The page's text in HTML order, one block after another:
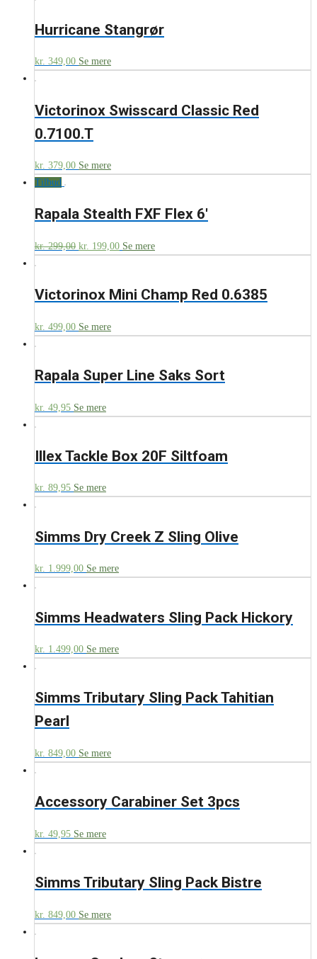
Hurricane Stangrør
kr. 349,00 Se mere
Victorinox Swisscard Classic Red
0.7100.T
kr. 379,00 Se mere
Tilbud
Rapala Stealth FXF Flex 6′
kr.299,00 kr. 199,00 Se mere
Victorinox Mini Champ Red 0.6385
kr. 499,00 Se mere
Rapala Super Line Saks Sort
kr. 49,95 Se mere
Illex Tackle Box 20F Siltfoam
kr. 89,95 Se mere
Simms Dry Creek Z Sling Olive
kr. 1.999,00 Se mere
Simms Headwaters Sling Pack Hickory
kr. 1.499,00 Se mere
Simms Tributary Sling Pack Tahitian
Pearl
kr. 849,00 Se mere
Accessory Carabiner Set 3pcs
kr. 49,95 Se mere
Simms Tributary Sling Pack Bistre
kr. 849,00 Se mere